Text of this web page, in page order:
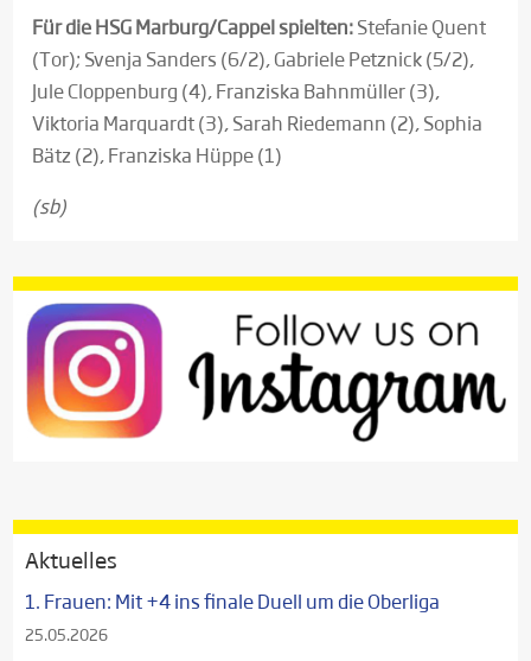
Für die HSG Marburg/Cappel spielten:Stefanie Quent
(Tor); Svenja Sanders (6/2), Gabriele Petznick (5/2),
Jule Cloppenburg (4), Franziska Bahnmüller (3),
Viktoria Marquardt (3), Sarah Riedemann (2), Sophia
Bätz (2), Franziska Hüppe (1)
(sb)
Aktuelles
1. Frauen: Mit +4 ins finale Duell um die Oberliga
25.05.2026